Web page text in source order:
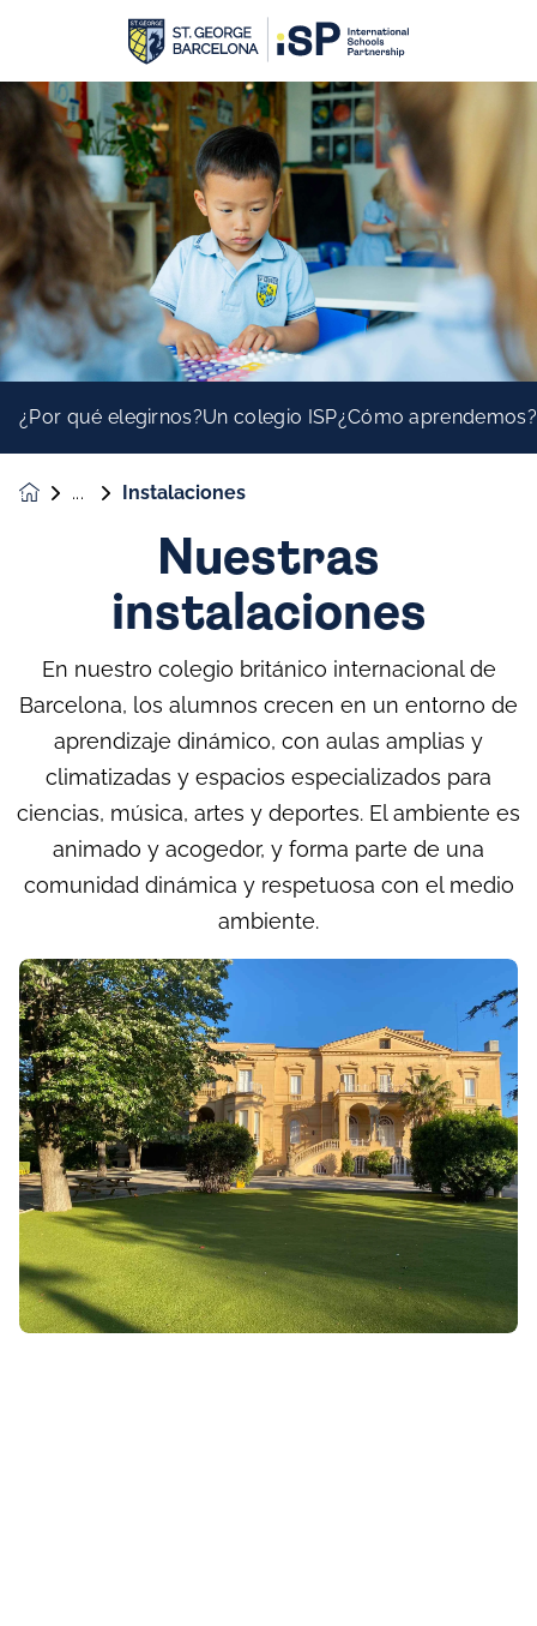
¿Por qué elegirnos?Un colegio ISP¿Cómo aprendemos?
Instalaciones
Nuestras
instalaciones
En nuestro colegio británico internacional de
Barcelona, los alumnos crecen en un entorno de
aprendizaje dinámico, con aulas amplias y
climatizadas y espacios especializados para
ciencias, música, artes y deportes. El ambiente es
animado y acogedor, y forma parte de una
comunidad dinámica y respetuosa con el medio
ambiente.